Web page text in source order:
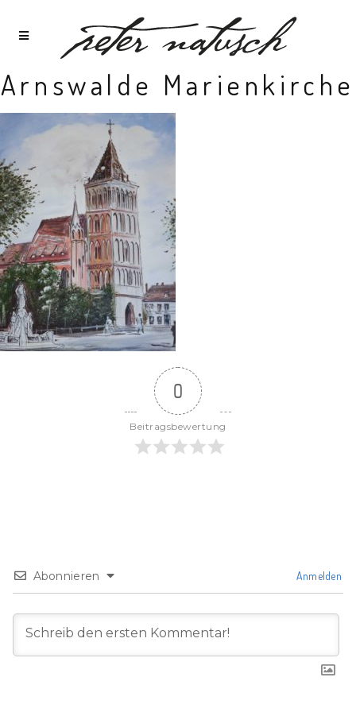
Arnswalde Marienkirche
0
Beitragsbewertung
Abonnieren Anmelden